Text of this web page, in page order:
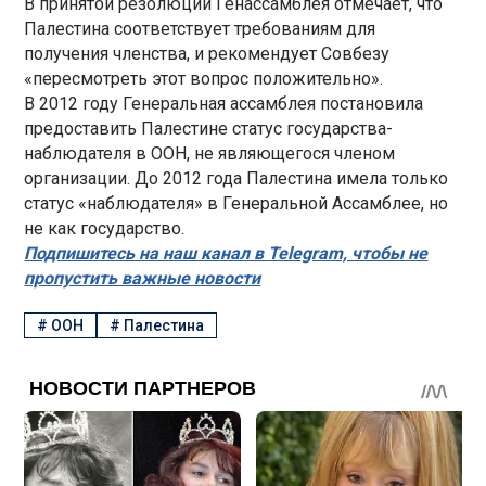
Палестина соответствует требованиям для
получения членства, и рекомендует Совбезу
«пересмотреть этот вопрос положительно».
В 2012 году Генеральная ассамблея постановила
предоставить Палестине статус государства-
наблюдателя в ООН, не являющегося членом
организации. До 2012 года Палестина имела только
статус «наблюдателя» в Генеральной Ассамблее, но
не как государство.
Подпишитесь на наш канал в Telegram, чтобы не
пропустить важные новости
# ООН # Палестина